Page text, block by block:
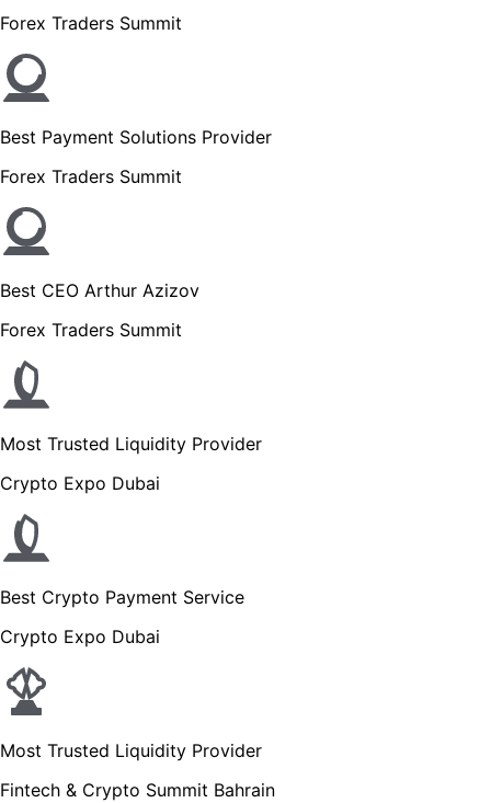
Forex Traders Summit
Best Payment Solutions Provider
Forex Traders Summit
Best CEO Arthur Azizov
Forex Traders Summit
Most Trusted Liquidity Provider
Crypto Expo Dubai
Best Crypto Payment Service
Crypto Expo Dubai
Most Trusted Liquidity Provider
Fintech & Crypto Summit Bahrain